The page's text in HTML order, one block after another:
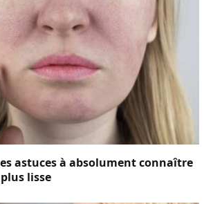
astuces à absolument connaître
lisse